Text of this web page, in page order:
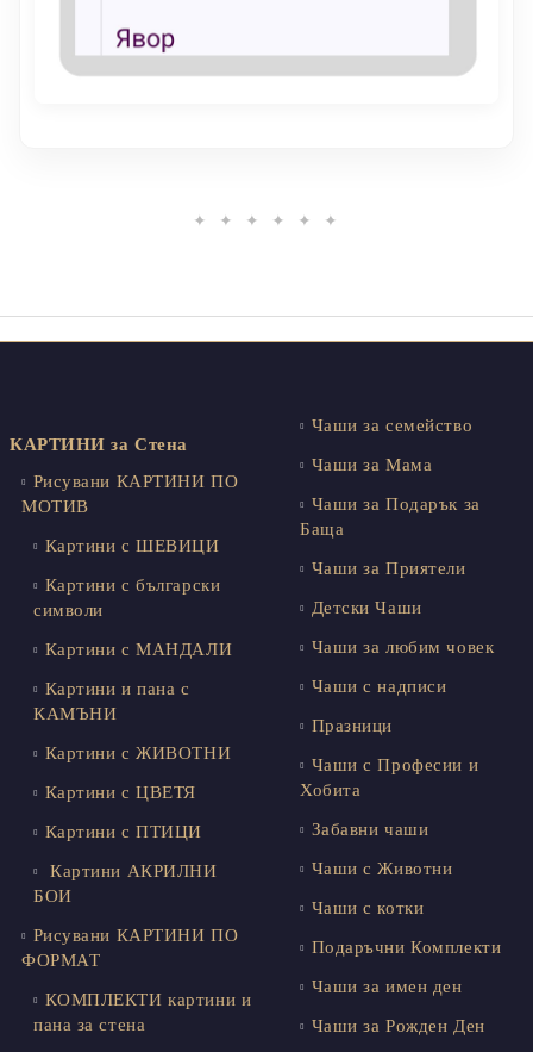
✦ ✦ ✦ ✦ ✦ ✦
КАРТИНИ за Стена
Рисувани КАРТИНИ ПО
МОТИВ
Картини с ШЕВИЦИ
Картини с български
символи
Картини с МАНДАЛИ
Картини и пана с
КАМЪНИ
Картини с ЖИВОТНИ
Картини с ЦВЕТЯ
Картини с ПТИЦИ
Картини АКРИЛНИ
БОИ
Рисувани КАРТИНИ ПО
ФОРМАТ
КОМПЛЕКТИ картини и
пана за стена
Чаши за семейство
Чаши за Мама
Чаши за Подарък за
Баща
Чаши за Приятели
Детски Чаши
Чаши за любим човек
Чаши с надписи
Празници
Чаши с Професии и
Хобита
Забавни чаши
Чаши с Животни
Чаши с котки
Подаръчни Комплекти
Чаши за имен ден
Чаши за Рожден Ден